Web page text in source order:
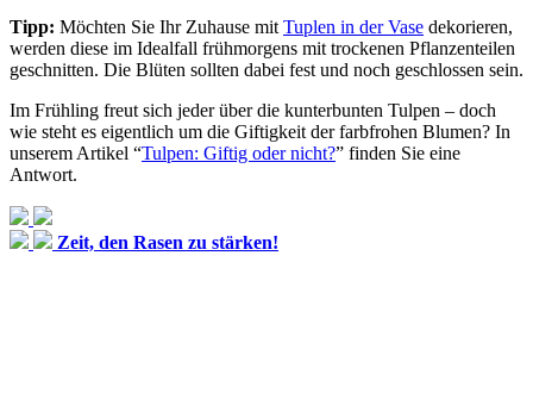
Tipp: Möchten Sie Ihr Zuhause mit Tuplen in der Vase dekorieren,
werden diese im Idealfall frühmorgens mit trockenen Pflanzenteilen
geschnitten. Die Blüten sollten dabei fest und noch geschlossen sein.
Im Frühling freut sich jeder über die kunterbunten Tulpen – doch
wie steht es eigentlich um die Giftigkeit der farbfrohen Blumen? In
unserem Artikel “Tulpen: Giftig oder nicht?” finden Sie eine
Antwort.
Zeit, den Rasen zu stärken!